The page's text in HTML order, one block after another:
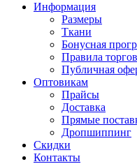
Информация
Размеры
Ткани
Бонусная
Правила
Публичная
Оптовикам
Прайсы
Доставка
Прямые
Дропшиппинг
Скидки
Контакты